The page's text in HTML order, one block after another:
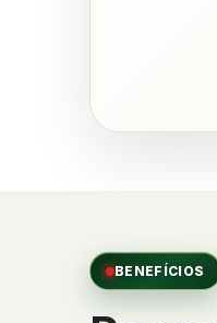
BENEFÍCIOS